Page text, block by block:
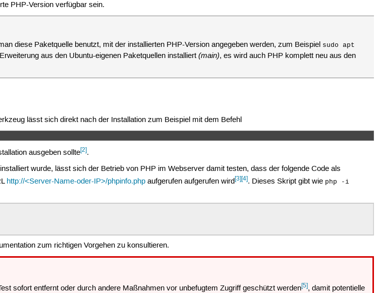
PHP-Version verfügbar sein.
diese Paketquelle benutzt, mit der installierten PHP-Version angegeben werden, zum Beispiel sudo apt
aus den Ubuntu-eigenen Paketquellen installiert(main), es wird auch PHP komplett neu aus den
lässt sich direkt nach der Installation zum Beispiel mit dem Befehl
ausgeben sollte[2].
wurde, lässt sich der Betrieb von PHP im Webserver damit testen, dass der folgende Code als
http://<Server-Name-oder-IP>/phpinfo.php aufgerufen aufgerufen wird[3][4]. Dieses Skript gibt wie php -i
zum richtigen Vorgehen zu konsultieren.
sofort entfernt oder durch andere Maßnahmen vor unbefugtem Zugriff geschützt werden[5], damit potentielle